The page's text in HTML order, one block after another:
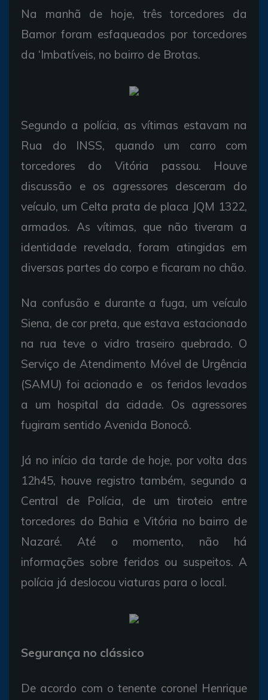
Na manhã de hoje, três torcedores da
Bamor foram esfaqueados por torcedores
da ‘Imbatíveis, no bairro de Brotas.
Segundo a polícia, as vítimas estavam na
Rua do INSS, quando um carro com
torcedores do Vitória passou. Houve
discussão e os agressores desceram do
veículo, um Celta prata de placa JQM 1322,
armados. As vítimas, que não tiveram a
identidade revelada, foram atingidas em
diversas partes do corpo e ficaram no chão.
Na confusão e durante a fuga, um veículo
Siena, de cor preta, que estava estacionado
na rua teve o vidro traseiro quebrado. O
Serviço de Atendimento Móvel de Urgência
(SAMU) foi acionado e os feridos levados
a um hospital da cidade. Os agressores
fugiram sentido Avenida Bonocô.
Já no início da tarde de hoje, por volta das
12h45, houve registro também, segundo a
Central de Polícia, de um tiroteio entre
torcedores do Bahia e Vitória no bairro de
Nazaré. Até o momento, não há
informações sobre feridos ou suspeitos. A
polícia já deslocou viaturas para o local.
Segurança no clássico
De acordo com o tenente coronel Henrique